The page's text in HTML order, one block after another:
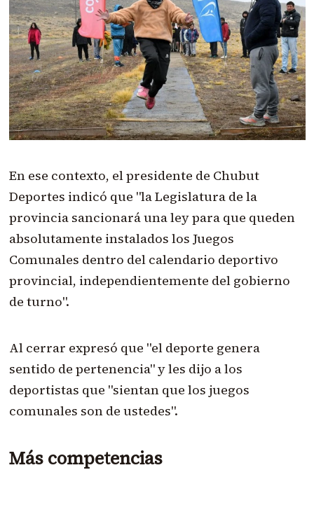
En ese contexto, el presidente de Chubut
Deportes indicó que "la Legislatura de la
provincia sancionará una ley para que queden
absolutamente instalados los Juegos
Comunales dentro del calendario deportivo
provincial, independientemente del gobierno
de turno".
Al cerrar expresó que "el deporte genera
sentido de pertenencia" y les dijo a los
deportistas que "sientan que los juegos
comunales son de ustedes".
Más competencias